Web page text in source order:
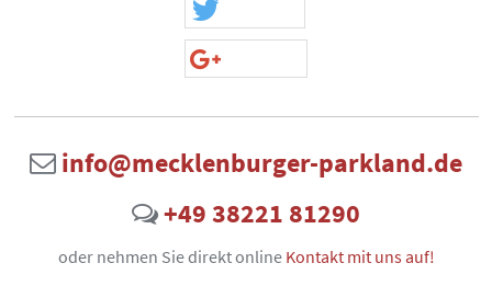
info@mecklenburger-parkland.de
+49 38221 81290
oder nehmen Sie direkt online Kontakt mit uns auf!